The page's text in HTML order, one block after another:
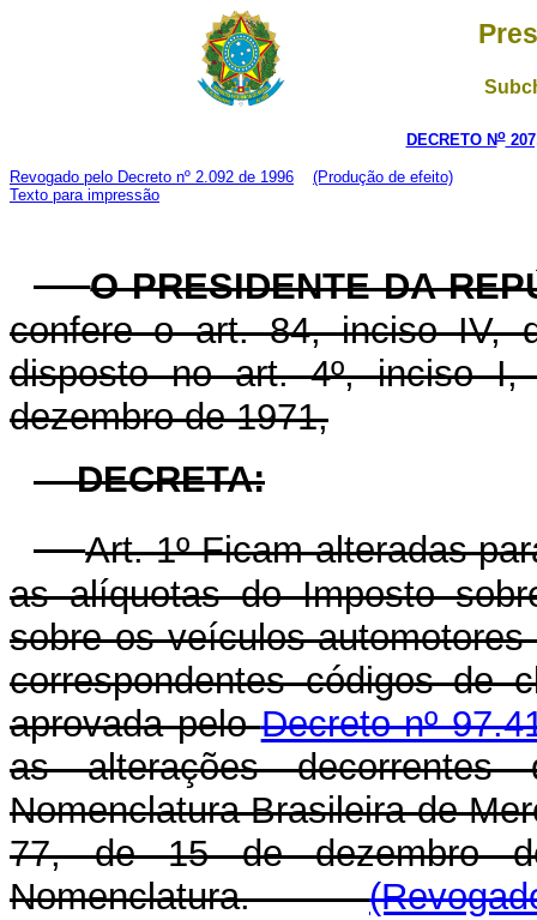
DECRETO No
Revogado pelo Decreto nº 2.092 de 1996
(Produção de efeito)
Texto para impressão
O PRESIDENTE DA
confere o art. 84, inciso IV,
disposto no art. 4º, inciso
dezembro de 1971,
DECRETA:
Art. 1º Ficam alteradas
as alíquotas do Imposto
sobre os veículos
correspondentes códigos de
aprovada peloDecreto nº
as alterações decorrentes
Nomenclatura Brasileira de
77, de 15 de dezembro
Nomenclatura.